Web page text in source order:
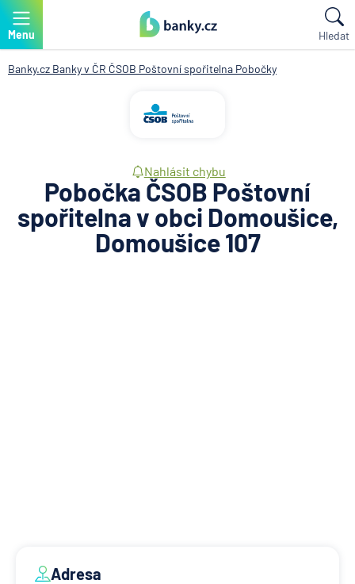
Menu Hledat
Banky.cz Banky v ČR ČSOB Poštovní spořitelna Pobočky
Nahlásit chybu
Pobočka ČSOB Poštovní
spořitelna v obci Domoušice,
Domoušice 107
Adresa